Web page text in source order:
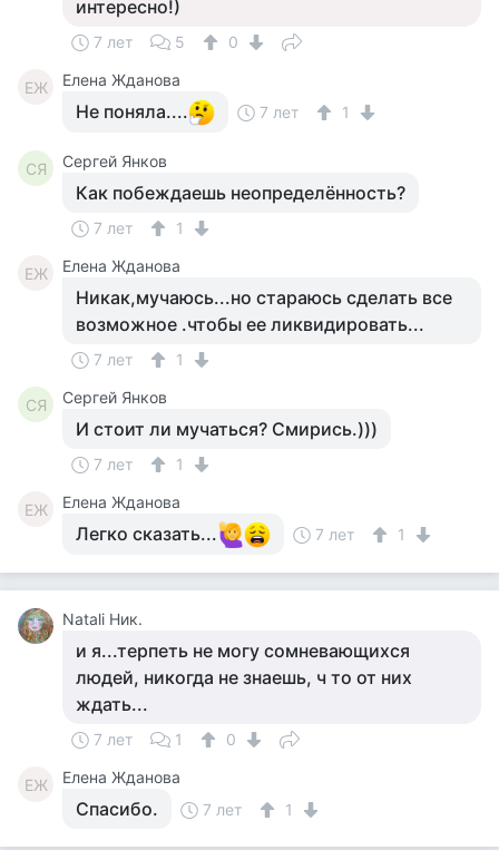
интересно!)
7 лет 5 0
ЕЖ Елена Жданова
Не поняла.... 7 лет 1
СЯ Сергей Янков
Как побеждаешь неопределённость?
7 лет 1
ЕЖ Елена Жданова
Никак,мучаюсь...но стараюсь сделать все
возможное .чтобы ее ликвидировать...
7 лет 1
СЯ Сергей Янков
И стоит ли мучаться? Смирись.)))
7 лет 1
ЕЖ Елена Жданова
Легко сказать... 7 лет 1
Natali Ник.
и я...терпеть не могу сомневающихся
людей, никогда не знаешь, ч то от них
ждать...
7 лет 1 0
ЕЖ Елена Жданова
Спасибо. 7 лет 1